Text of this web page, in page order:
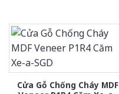
Cửa Gỗ Chống Cháy MDF